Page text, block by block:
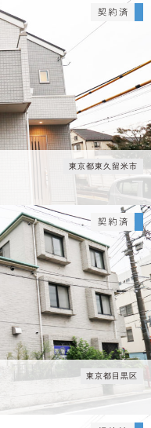
東京都東久留米市
東京都目黒区